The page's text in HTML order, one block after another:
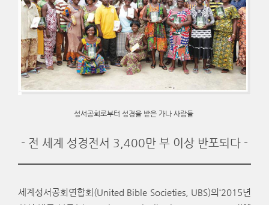
성서공회로부터 성경을 받은 가나 사람들
- 전 세계 성경전서 3,400만 부 이상 반포되다 -
세계성서공회연합회(United Bible Societies, UBS)의‘2015년